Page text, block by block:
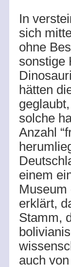
In
sich
ohne
sonstige
hätten
solche
Anzahl
einem
Museum
erklärt,
Stamm,
auch